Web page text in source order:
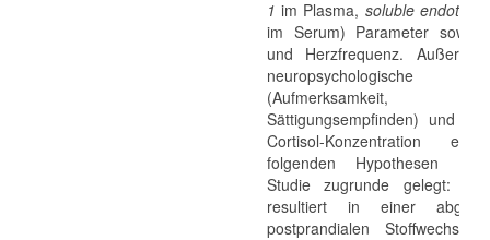
1 im Plasma, soluble
im Serum) Parameter sowie
und Herzfrequenz.
neuropsychologische
(Aufmerksamkeit,
Sättigungsempfinden) und
Cortisol-Konzentration
folgenden Hypothesen
Studie zugrunde gelegt: i)
resultiert in einer
postprandialen